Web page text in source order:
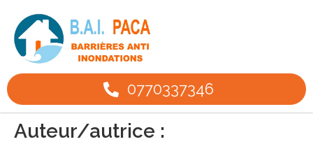
0770337346
Auteur/autrice :